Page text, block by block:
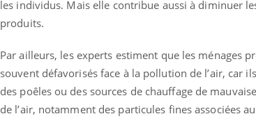
les individus. Mais elle contribue aussi à diminuer
produits.
Par ailleurs, les experts estiment que les ménages
souvent défavorisés face à la pollution de l’air, car
des poêles ou des sources de chauffage de
de l’air, notamment des particules fines associées